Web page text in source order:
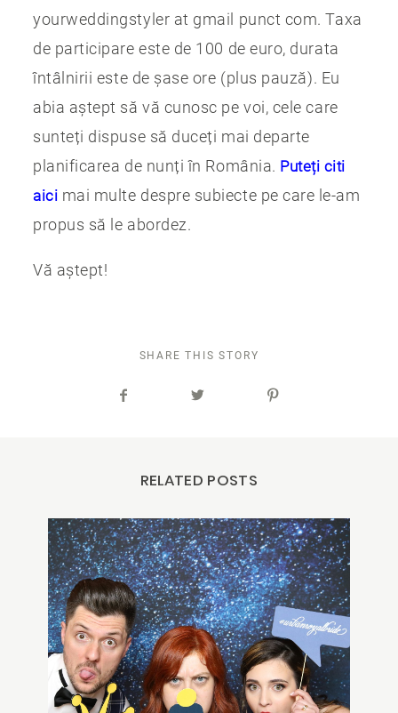
yourweddingstyler at gmail punct com. Taxa
de participare este de 100 de euro, durata
întâlnirii este de șase ore (plus pauză). Eu
abia aștept să vă cunosc pe voi, cele care
sunteți dispuse să duceți mai departe
planificarea de nunți în România. Puteți citi
aici mai multe despre subiecte pe care le-am
propus să le abordez.
Vă aștept!
SHARE THIS STORY
RELATED POSTS